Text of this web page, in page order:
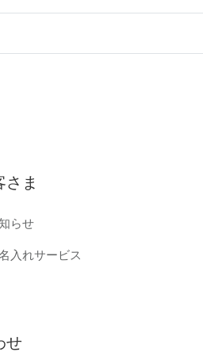
さま
らせ
入れサービス
せ